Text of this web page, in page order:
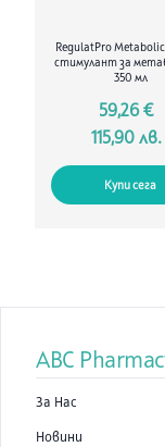
RegulatPro
стимулант за
350 мл
59,26 €
115,90 лв.
Купи сега
ABC
За Нас
Новини